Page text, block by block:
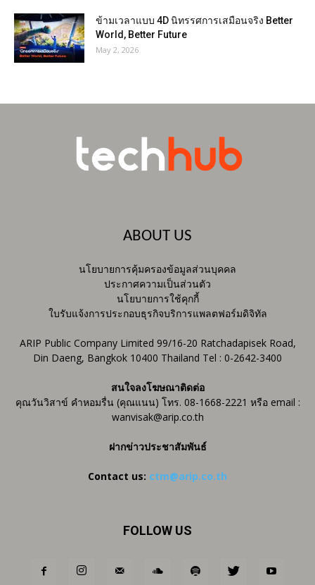
ข้ามเวลาแบบ 4D นิทรรศการเสมือนจริง Better
World, Better Future
May 2, 2026
ABOUT US
นโยบายการคุ้มครองข้อมูลส่วนบุคคล
ประกาศความเป็นส่วนตัว
นโยบายการใช้คุกกี้
ใบรับแจ้งการประกอบธุรกิจบริการแพลตฟอร์มดิจิทัล
ARIP Public Company Limited 99/16-20 Ratchadapisek Road,
Din Daeng, Bangkok 10400 Thailand Tel : 0-2642-3400
สนใจลงโฆษณาติดต่อ
คุณวันวิสาข์ คำหอมรื่น (คุณแนน) โทร. 08-1668-2221 หรือ email :
wanvisak@arip.co.th
ฝากข่าวประชาสัมพันธ์
Contact us: ctm@arip.co.th
FOLLOW US